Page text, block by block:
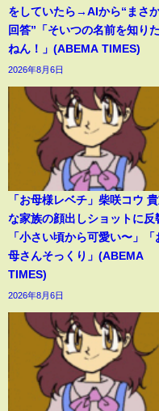
をしていたら→AIから“まさ
回答”「そいつの名前を知り
ねん！」(ABEMA TIMES)
2026年8月6日
「お母様レベチ」柴咲コウ
な家族の顔出しショットに反
「小さい頃から可愛い〜」「
母さんそっくり」(ABEMA
TIMES)
2026年8月6日